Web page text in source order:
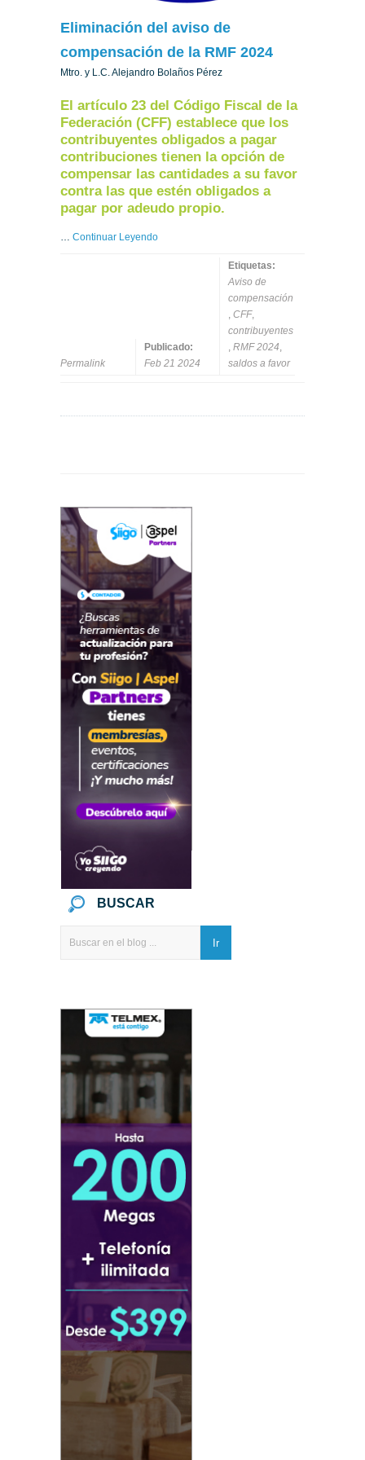
Eliminación del aviso de
compensación de la RMF 2024
Mtro. y L.C. Alejandro Bolaños Pérez
El artículo 23 del Código Fiscal de la
Federación (CFF) establece que los
contribuyentes obligados a pagar
contribuciones tienen la opción de
compensar las cantidades a su favor
contra las que estén obligados a
pagar por adeudo propio.
… Continuar Leyendo
Permalink
Publicado:
Feb 21 2024
Etiquetas:
Aviso de
compensación
, CFF,
contribuyentes
, RMF 2024,
saldos a favor
BUSCAR